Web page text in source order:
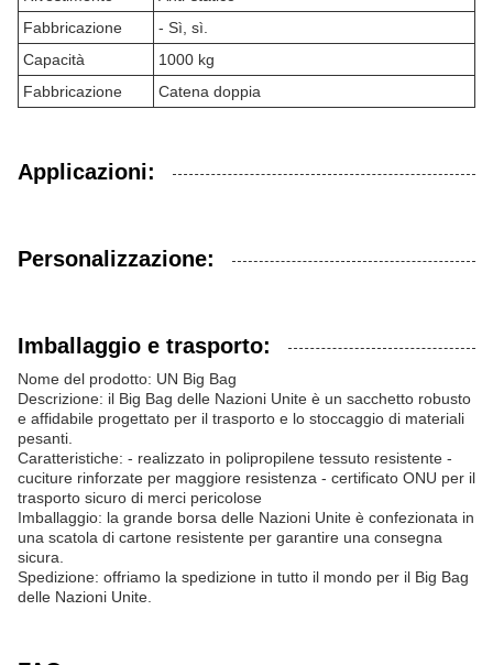
Fabbricazione
- Sì, sì.
Capacità
1000 kg
Fabbricazione
Catena doppia
Applicazioni:
Personalizzazione:
Imballaggio e trasporto:
Nome del prodotto: UN Big Bag
Descrizione: il Big Bag delle Nazioni Unite è un sacchetto robusto
e affidabile progettato per il trasporto e lo stoccaggio di materiali
pesanti.
Caratteristiche: - realizzato in polipropilene tessuto resistente -
cuciture rinforzate per maggiore resistenza - certificato ONU per il
trasporto sicuro di merci pericolose
Imballaggio: la grande borsa delle Nazioni Unite è confezionata in
una scatola di cartone resistente per garantire una consegna
sicura.
Spedizione: offriamo la spedizione in tutto il mondo per il Big Bag
delle Nazioni Unite.